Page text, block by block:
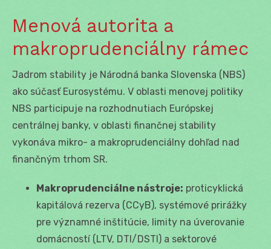
Menová autorita a
makroprudenciálny rámec
Jadrom stability je Národná banka Slovenska (NBS)
ako súčasť Eurosystému. V oblasti menovej politiky
NBS participuje na rozhodnutiach Európskej
centrálnej banky, v oblasti finančnej stability
vykonáva mikro- a makroprudenciálny dohľad nad
finančným trhom SR.
Makroprudenciálne nástroje: proticyklická
kapitálová rezerva (CCyB), systémové prirážky
pre významné inštitúcie, limity na úverovanie
domácností (LTV, DTI/DSTI) a sektorové